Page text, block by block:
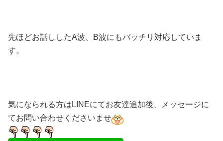
先ほどお話ししたA波、B波にもバッチリ対応していま
す。
気になられる方はLINEにてお友達追加後、メッセージに
てお問い合わせくださいませ